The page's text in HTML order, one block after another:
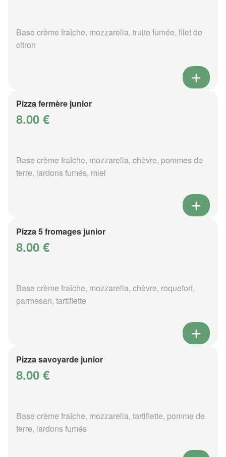
Base crème fraîche, mozzarella, truite fumée, filet de
citron
Pizza fermère junior
8.00 €
Base crème fraîche, mozzarella, chèvre, pommes de
terre, lardons fumés, miel
Pizza 5 fromages junior
8.00 €
Base crème fraîche, mozzarella, chèvre, roquefort,
parmesan, tartiflette
Pizza savoyarde junior
8.00 €
Base crème fraîche, mozzarella, tartiflette, pomme de
terre, lardons fumés